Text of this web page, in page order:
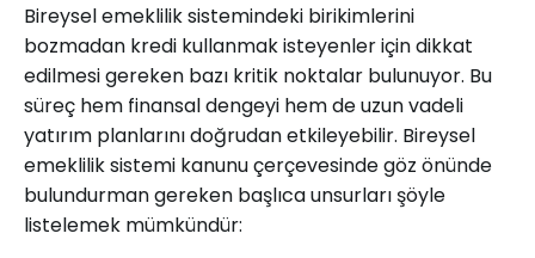
Bireysel emeklilik sistemindeki birikimlerini
bozmadan kredi kullanmak isteyenler için dikkat
edilmesi gereken bazı kritik noktalar bulunuyor. Bu
süreç hem finansal dengeyi hem de uzun vadeli
yatırım planlarını doğrudan etkileyebilir. Bireysel
emeklilik sistemi kanunu çerçevesinde göz önünde
bulundurman gereken başlıca unsurları şöyle
listelemek mümkündür: